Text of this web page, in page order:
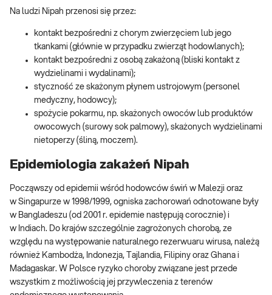
Na ludzi Nipah przenosi się przez:
kontakt bezpośredni z chorym zwierzęciem lub jego
tkankami (głównie w przypadku zwierząt hodowlanych);
kontakt bezpośredni z osobą zakażoną (bliski kontakt z
wydzielinami i wydalinami);
styczność ze skażonym płynem ustrojowym (personel
medyczny, hodowcy);
spożycie pokarmu, np. skażonych owoców lub produktów
owocowych (surowy sok palmowy), skażonych wydzielinami
nietoperzy (śliną, moczem).
Epidemiologia zakażeń Nipah
Począwszy od epidemii wśród hodowców świń w Malezji oraz
w Singapurze w 1998/1999, ogniska zachorowań odnotowane były
w Bangladeszu (od 2001 r. epidemie następują corocznie) i
w Indiach. Do krajów szczególnie zagrożonych chorobą, ze
względu na występowanie naturalnego rezerwuaru wirusa, należą
również Kambodża, Indonezja, Tajlandia, Filipiny oraz Ghana i
Madagaskar. W Polsce ryzyko choroby związane jest przede
wszystkim z możliwością jej przywleczenia z terenów